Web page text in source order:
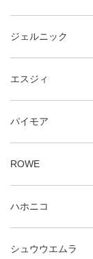
ジェルニック
エスジィ
パイモア
ROWE
ハホニコ
シュウウエムラ